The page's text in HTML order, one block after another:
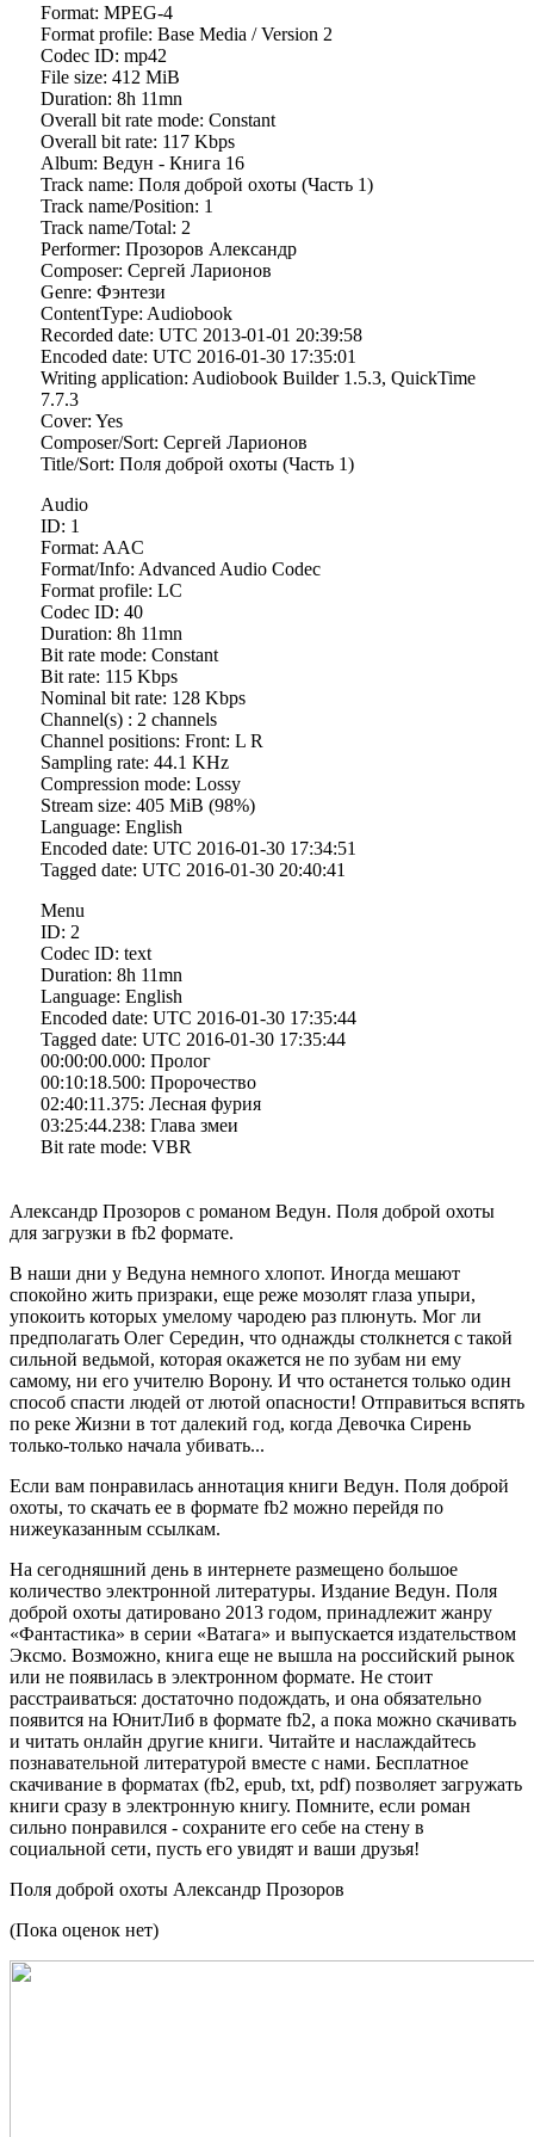
Format: MPEG-4
Format profile: Base Media / Version 2
Codec ID: mp42
File size: 412 MiB
Duration: 8h 11mn
Overall bit rate mode: Constant
Overall bit rate: 117 Kbps
Album: Ведун - Книга 16
Track name: Поля доброй охоты (Часть 1)
Track name/Position: 1
Track name/Total: 2
Performer: Прозоров Александр
Composer: Сергей Ларионов
Genre: Фэнтези
ContentType: Audiobook
Recorded date: UTC 2013-01-01 20:39:58
Encoded date: UTC 2016-01-30 17:35:01
Writing application: Audiobook Builder 1.5.3, QuickTime
7.7.3
Cover: Yes
Composer/Sort: Сергей Ларионов
Title/Sort: Поля доброй охоты (Часть 1)
Audio
ID: 1
Format: AAC
Format/Info: Advanced Audio Codec
Format profile: LC
Codec ID: 40
Duration: 8h 11mn
Bit rate mode: Constant
Bit rate: 115 Kbps
Nominal bit rate: 128 Kbps
Channel(s) : 2 channels
Channel positions: Front: L R
Sampling rate: 44.1 KHz
Compression mode: Lossy
Stream size: 405 MiB (98%)
Language: English
Encoded date: UTC 2016-01-30 17:34:51
Tagged date: UTC 2016-01-30 20:40:41
Menu
ID: 2
Codec ID: text
Duration: 8h 11mn
Language: English
Encoded date: UTC 2016-01-30 17:35:44
Tagged date: UTC 2016-01-30 17:35:44
00:00:00.000: Пролог
00:10:18.500: Пророчество
02:40:11.375: Лесная фурия
03:25:44.238: Глава змеи
Bit rate mode: VBR
Александр Прозоров с романом Ведун. Поля доброй охоты
для загрузки в fb2 формате.
В наши дни у Ведуна немного хлопот. Иногда мешают
спокойно жить призраки, еще реже мозолят глаза упыри,
упокоить которых умелому чародею раз плюнуть. Мог ли
предполагать Олег Середин, что однажды столкнется с такой
сильной ведьмой, которая окажется не по зубам ни ему
самому, ни его учителю Ворону. И что останется только один
способ спасти людей от лютой опасности! Отправиться вспять
по реке Жизни в тот далекий год, когда Девочка Сирень
только-только начала убивать...
Если вам понравилась аннотация книги Ведун. Поля доброй
охоты, то скачать ее в формате fb2 можно перейдя по
нижеуказанным ссылкам.
На сегодняшний день в интернете размещено большое
количество электронной литературы. Издание Ведун. Поля
доброй охоты датировано 2013 годом, принадлежит жанру
«Фантастика» в серии «Ватага» и выпускается издательством
Эксмо. Возможно, книга еще не вышла на российский рынок
или не появилась в электронном формате. Не стоит
расстраиваться: достаточно подождать, и она обязательно
появится на ЮнитЛиб в формате fb2, а пока можно скачивать
и читать онлайн другие книги. Читайте и наслаждайтесь
познавательной литературой вместе с нами. Бесплатное
скачивание в форматах (fb2, epub, txt, pdf) позволяет загружать
книги сразу в электронную книгу. Помните, если роман
сильно понравился - сохраните его себе на стену в
социальной сети, пусть его увидят и ваши друзья!
Поля доброй охоты Александр Прозоров
(Пока оценок нет)